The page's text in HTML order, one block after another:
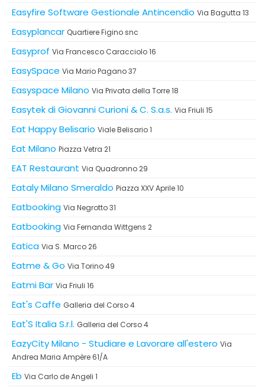
Easyfire Software Gestionale Antincendio Via Bagutta 13
Easyplancar Quartiere Figino snc
Easyprof Via Francesco Caracciolo 16
EasySpace Via Mario Pagano 37
Easyspace Milano Via Privata della Torre 18
Easytek di Giovanni Curioni & C. S.a.s. Via Friuli 15
Eat Happy Belisario Viale Belisario 1
Eat Milano Piazza Vetra 21
EAT Restaurant Via Quadronno 29
Eataly Milano Smeraldo Piazza XXV Aprile 10
Eatbooking Via Negrotto 31
Eatbooking Via Fernanda Wittgens 2
Eatica Via S. Marco 26
Eatme & Go Via Torino 49
Eatmi Bar Via Friuli 16
Eat's Caffe Galleria del Corso 4
Eat'S Italia S.r.l. Galleria del Corso 4
EazyCity Milano - Studiare e Lavorare all'estero Via
Andrea Maria Ampère 61/A
Eb Via Carlo de Angeli 1